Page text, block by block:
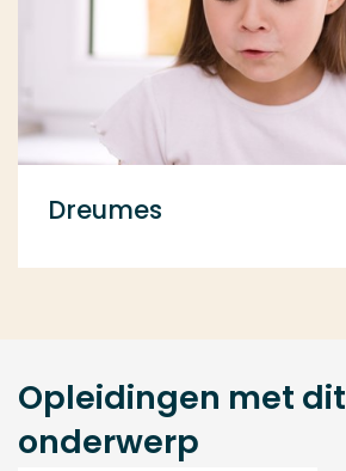
Dreumes
Opleidingen met dit
onderwerp